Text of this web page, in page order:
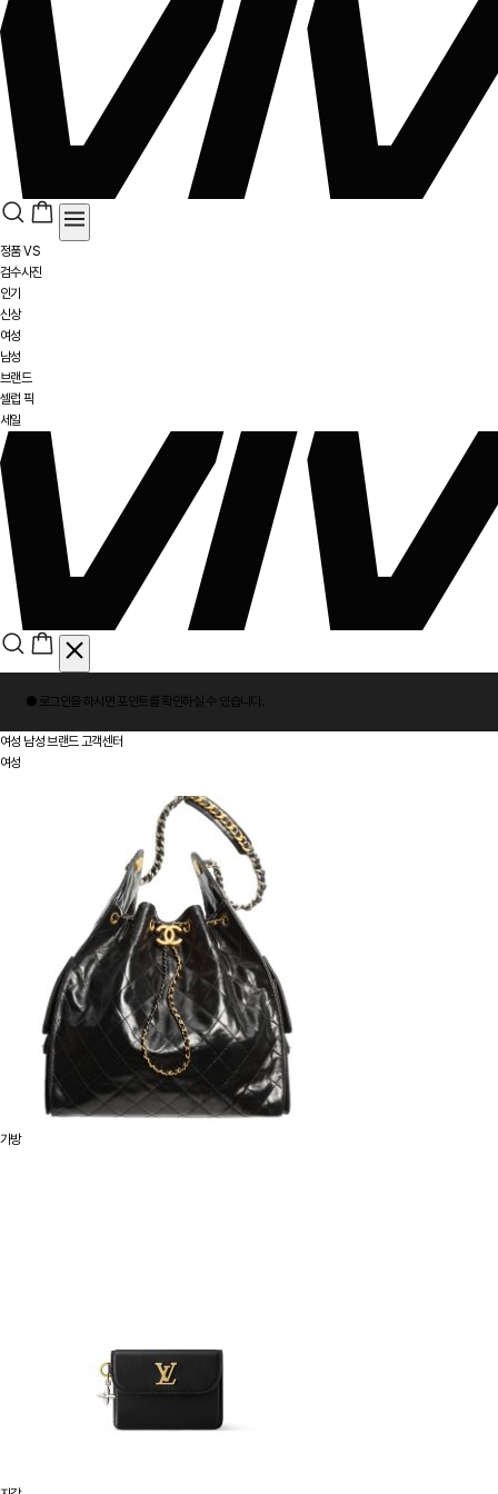
정품 VS
검수사진
인기
신상
여성
남성
브랜드
셀럽 픽
세일
그
인
● 로그인을 하시면 포인트 를 확인하실 수 있습니다.
여성 남성 브랜드 고객센터
여성
가방